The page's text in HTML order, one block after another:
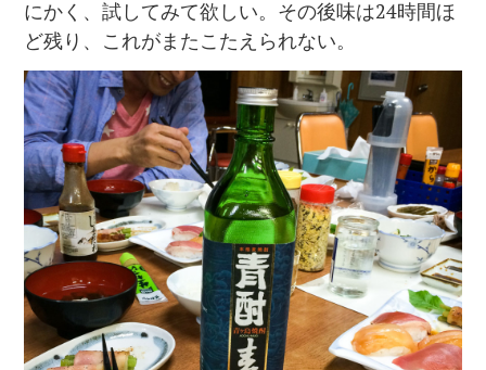
にかく、試してみて欲しい。その後味は24時間ほ
ど残り、これがまたこたえられない。